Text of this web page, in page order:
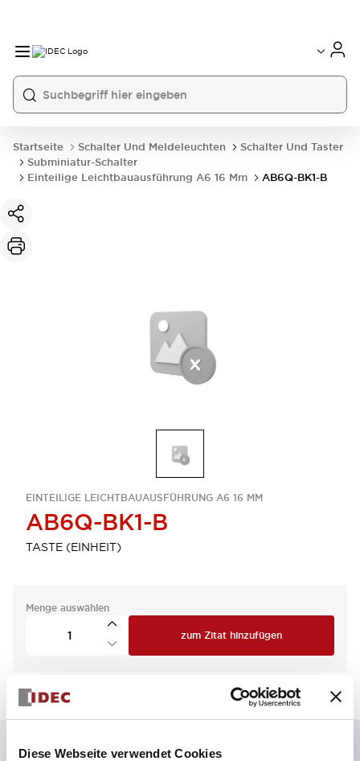
Diese Webseite verwendet Cookies
Startseite Schalter Und Meldeleuchten
Schalter Und Taster
Subminiatur-Schalter
Einteilige Leichtbauausführung A6 16 Mm
AB6Q-BK1-B
EINTEILIGE LEICHTBAUAUSFÜHRUNG A6 16 MM
AB6Q-BK1-B
TASTE (EINHEIT)
Menge auswählen
zum Zitat hinzufügen